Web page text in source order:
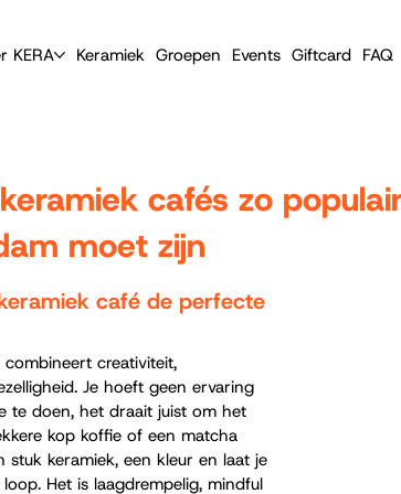
KERA Keramiek Groepen Events Giftcard FAQ
cafés zo
moet zijn
café de perfecte
combineert creativiteit,
Je hoeft geen ervaring
te doen, het draait juist om het
kop koffie of een matcha
stuk keramiek, een kleur en laat je
Het is laagdrempelig, mindful